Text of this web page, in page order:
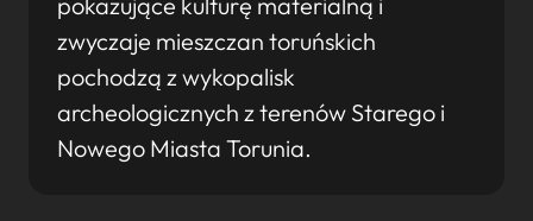
zwyczaje mieszczan toruńskich
pochodzą z wykopalisk
archeologicznych z terenów Starego i
Nowego Miasta Torunia.